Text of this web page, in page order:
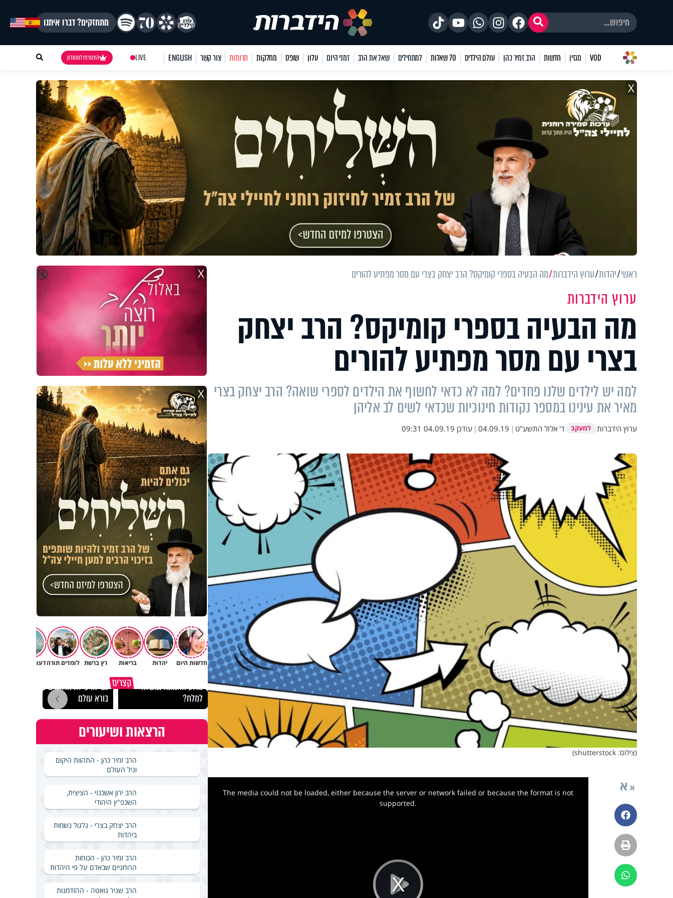
מתחזקים? דברו איתנו
VOD מגזין חדשות הרב זמיר כהן עולם הילדים 70 שאלות למתחילים שאל את הרב זמני היום עלון שופס מחלקות תרומות צור קשר ENGLISH
LIVE הצטרפו למועדון
X
ראשי יהדות ערוץ הידברות מה הבעיה בספרי קומיקס? הרב יצחק בצרי עם מסר מפתיע להורים
ערוץ הידברות
מה הבעיה בספרי קומיקס? הרב יצחק
בצרי עם מסר מפתיע להורים
למה יש לילדים שלנו פחדים? למה לא כדאי לחשוף את הילדים לספרי שואה? הרב יצחק בצרי
מאיר את עינינו במספר נקודות חינוכיות שכדאי לשים לב אליהן
ערוץ הידברות למעקב ד' אלול התשע"ט |
04.09.19
| עודכן 04.09.19 09:31
(צילום: shutterstock)
א א
פייסבוק
הדפסה
ווטסאפ
The media could not be loaded, either because the server or network failed or because the format is not
supported.
🔇 X
X
חדשות היום יהדות בריאות רץ ברשת לומדים תורהדעות וטורים
קצרים
מדוע האמונה נמשלה
למלח?
גם ׳הרע׳ זה הרחמים של
בורא עולם
הרצאות ושיעורים
הרב זמיר כהן - התהוות היקום
וגיל העולם
הרב ירון אשכנזי - הציצית,
השכפ"ץ היהודי
הרב יצחק בצרי - גלגול נשמות
ביהדות
הרב זמיר כהן - הכוחות
הרוחניים שבאדם על פי היהדות
הרב שניר גואטה - ההזדמנות